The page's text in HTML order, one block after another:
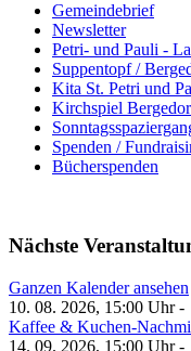
Gemeindebrief
Newsletter
Petri- und Pauli -
Suppentopf /
Kita St. Petri und
Kirchspiel
Spenden /
Bücherspenden
Nächste
Ganzen Kalender ansehen
10. 08. 2026, 15:00 Uhr -
Kaffee & Kuchen-
14. 09. 2026, 15:00 Uhr -